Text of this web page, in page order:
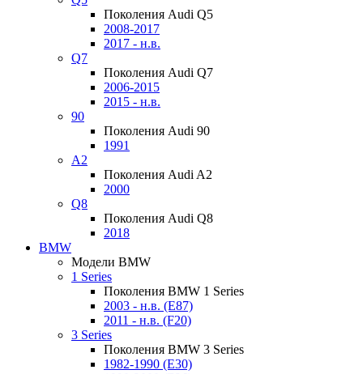
Поколения Audi Q5
2008-2017
2017 - н.в.
Q7
Поколения Audi Q7
2006-2015
2015 - н.в.
90
Поколения Audi 90
1991
A2
Поколения Audi A2
2000
Q8
Поколения Audi Q8
2018
BMW
Модели BMW
1 Series
Поколения BMW 1 Series
2003 - н.в. (E87)
2011 - н.в. (F20)
3 Series
Поколения BMW 3 Series
1982-1990 (E30)